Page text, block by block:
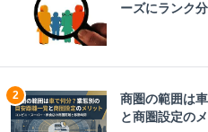
ーズにランク
商圏の範囲は
と商圏設定の